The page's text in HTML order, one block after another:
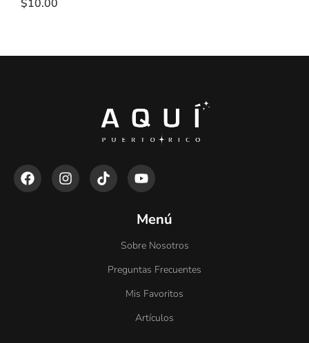
$10.00
Menú
Sobre Nosotros
Preguntas Frecuentes
Mis Favoritos
Artículos